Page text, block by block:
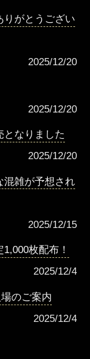
りがとうござい
2025/12/20
2025/12/20
となりました
2025/12/20
混雑が予想され
2025/12/15
枚配布！
2025/12/4
のご案内
2025/12/4